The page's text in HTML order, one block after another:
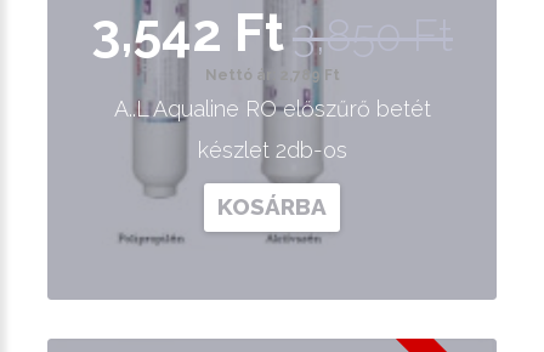
3,542 Ft3,850 Ft
Nettó ár: 2,789 Ft
A..L Aqualine RO előszűrő betét
készlet 2db-os
KOSÁRBA